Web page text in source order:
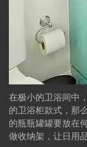
在极小的卫浴间中
的卫浴柜款式，那
的瓶瓶罐罐要放在
做收纳架，让日用